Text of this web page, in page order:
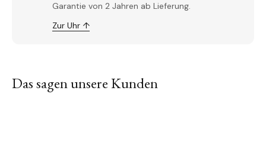
Garantie von 2 Jahren ab Lieferung.
Zur Uhr ↑
Das sagen unsere Kunden